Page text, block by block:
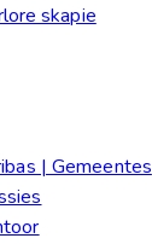
skapie
| Gemeentes